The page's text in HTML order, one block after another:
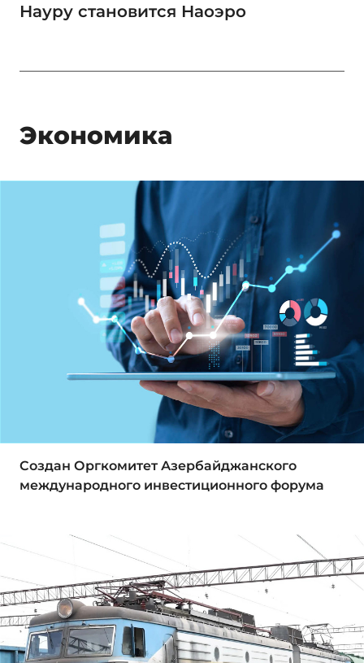
Науру становится Наоэро
Экономика
Создан Оргкомитет Азербайджанского
международного инвестиционного форума